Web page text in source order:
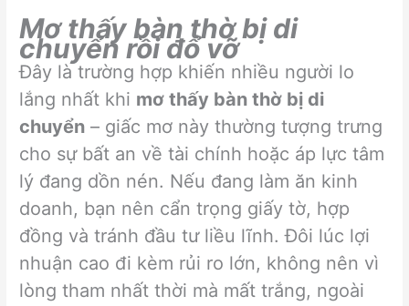
Mơ thấy bàn thờ bị di
chuyển rồi đổ vỡ
Đây là trường hợp khiến nhiều người lo
lắng nhất khi mơ thấy bàn thờ bị di
chuyển – giấc mơ này thường tượng trưng
cho sự bất an về tài chính hoặc áp lực tâm
lý đang dồn nén. Nếu đang làm ăn kinh
doanh, bạn nên cẩn trọng giấy tờ, hợp
đồng và tránh đầu tư liều lĩnh. Đôi lúc lợi
nhuận cao đi kèm rủi ro lớn, không nên vì
lòng tham nhất thời mà mất trắng, ngoài